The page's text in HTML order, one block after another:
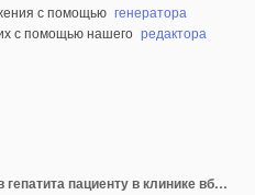
с помощью генератора
с помощью нашего редактора
Врач дает вакцину против гепатита пациенту в клинике вблизи